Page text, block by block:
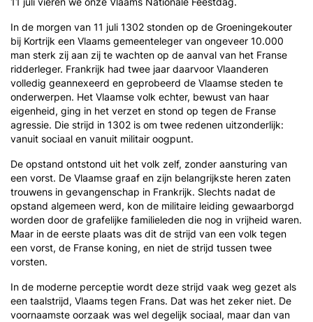
In de morgen van 11 juli 1302 stonden op de Groeningekouter
bij Kortrijk een Vlaams gemeenteleger van ongeveer 10.000
man sterk zij aan zij te wachten op de aanval van het Franse
ridderleger. Frankrijk had twee jaar daarvoor Vlaanderen
volledig geannexeerd en geprobeerd de Vlaamse steden te
onderwerpen. Het Vlaamse volk echter, bewust van haar
eigenheid, ging in het verzet en stond op tegen de Franse
agressie. Die strijd in 1302 is om twee redenen uitzonderlijk:
vanuit sociaal en vanuit militair oogpunt.
De opstand ontstond uit het volk zelf, zonder aansturing van
een vorst. De Vlaamse graaf en zijn belangrijkste heren zaten
trouwens in gevangenschap in Frankrijk. Slechts nadat de
opstand algemeen werd, kon de militaire leiding gewaarborgd
worden door de grafelijke familieleden die nog in vrijheid waren.
Maar in de eerste plaats was dit de strijd van een volk tegen
een vorst, de Franse koning, en niet de strijd tussen twee
vorsten.
In de moderne perceptie wordt deze strijd vaak weg gezet als
een taalstrijd, Vlaams tegen Frans. Dat was het zeker niet. De
voornaamste oorzaak was wel degelijk sociaal, maar dan van